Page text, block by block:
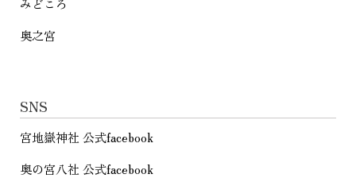
奥之宮
SNS
宮地嶽神社 公式facebook
奥の宮八社 公式facebook